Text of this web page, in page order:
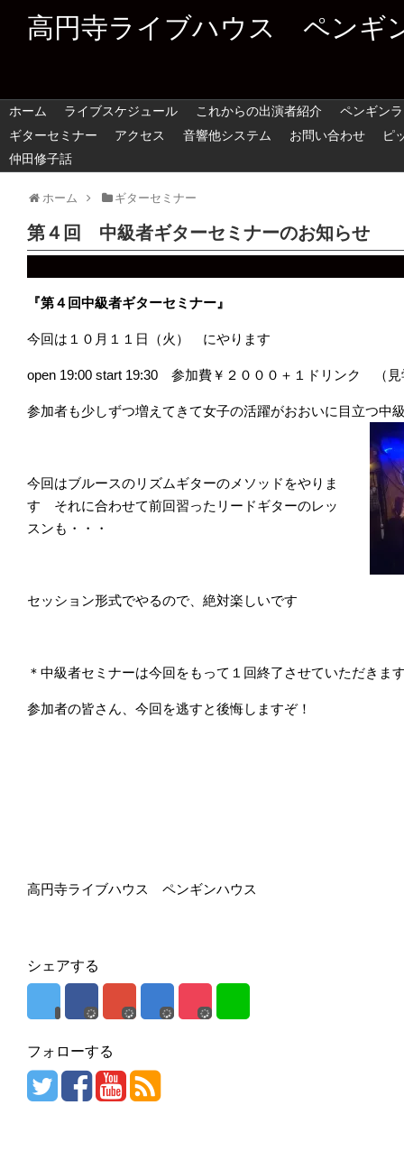
高円寺ライブハウス ペンギ
ホーム ライブスケジュール これからの出演者紹介
ペンギン
ギターセミナー
アクセス 音響他システム お問い合わせ
ピ
仲田修子話
ホーム ギターセミナー
第４回 中級者ギターセミナーのお知らせ
『第４回中級者ギターセミナー』
今回は１０月１１日（火） にやります
open 19:00 start 19:30 参加費￥２０００＋１ドリンク （見
参加者も少しずつ増えてきて女子の活躍がおおいに目立つ中
今回はブルースのリズムギターのメソッドをやりま
す それに合わせて前回習ったリードギターのレッ
スンも・・・
セッション形式でやるので、絶対楽しいです
＊中級者セミナーは今回をもって１回終了させていただきま
参加者の皆さん、今回を逃すと後悔しますぞ！
高円寺ライブハウス ペンギンハウス
シェアする
フォローする